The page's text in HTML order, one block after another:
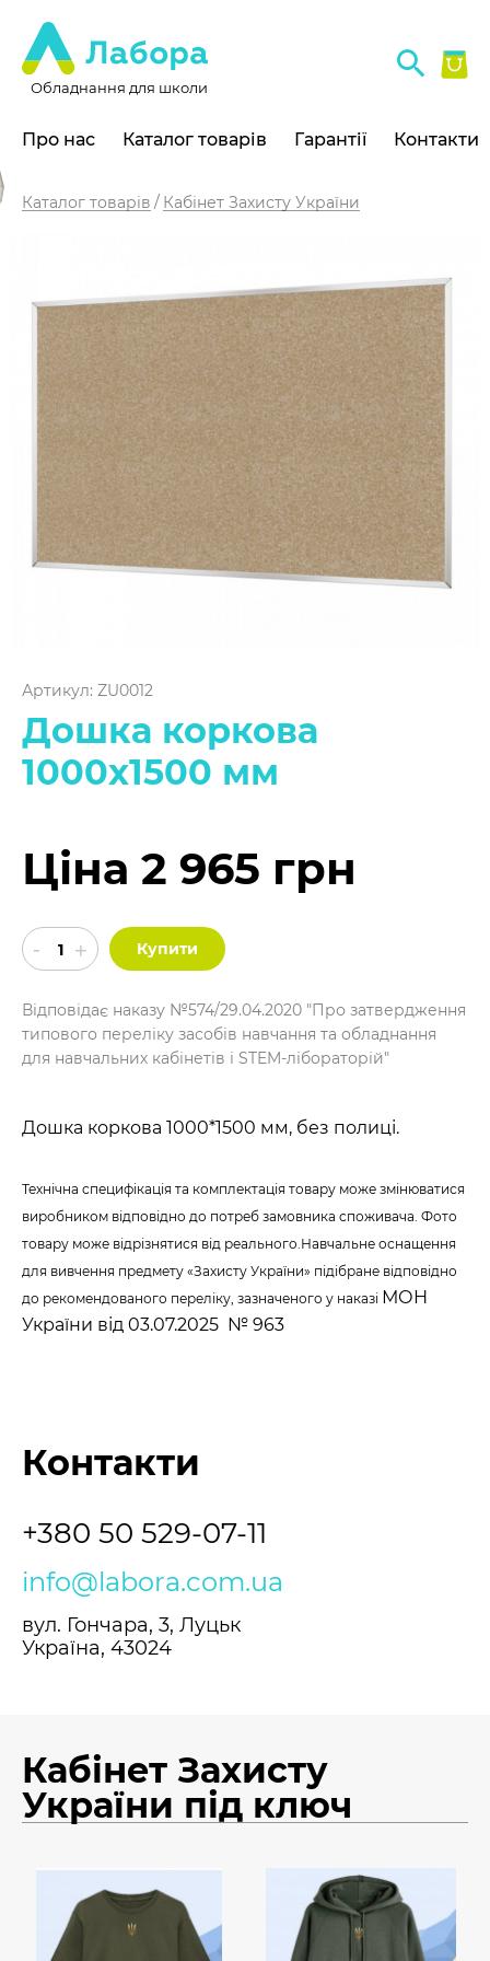
Обладнання для школи
Про нас Каталог товарів Гарантії Контакти
Каталог товарів Кабінет Захисту України
Артикул: ZU0012
Дошка коркова
1000х1500 мм
Ціна 2 965 грн
Купити
Відповідає наказу №574/29.04.2020 "Про затвердження
типового переліку засобів навчання та обладнання
для навчальних кабінетів і STEM-лібораторій"
Дошка коркова 1000*1500 мм, без полиці.
Технічна специфікація та комплектація товару може змінюватися
виробником відповідно до потреб замовника споживача. Фото
товару може відрізнятися від реального.Навчальне оснащення
для вивчення предмету «Захисту України» підібране відповідно
до рекомендованого переліку, зазначеного у наказі МОН
України від 03.07.2025 № 963
Контакти
+380 50 529-07-11
info@labora.com.ua
вул. Гончара, 3, Луцьк
Україна, 43024
Кабінет Захисту
України під ключ